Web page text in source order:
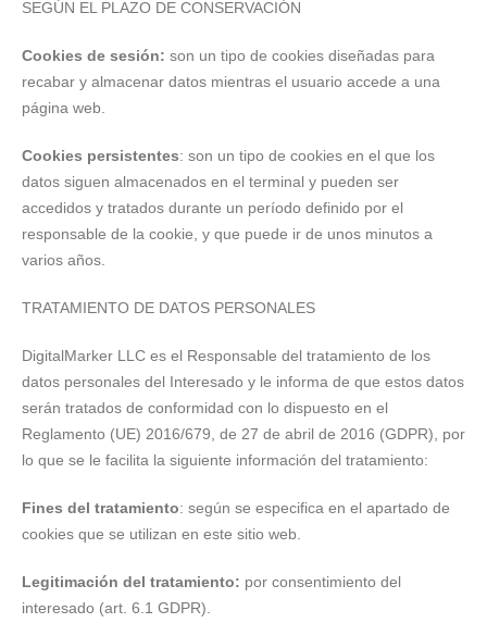
SEGÚN EL PLAZO DE CONSERVACIÓN
Cookies de sesión: son un tipo de cookies diseñadas para
recabar y almacenar datos mientras el usuario accede a una
página web.
Cookies persistentes: son un tipo de cookies en el que los
datos siguen almacenados en el terminal y pueden ser
accedidos y tratados durante un período definido por el
responsable de la cookie, y que puede ir de unos minutos a
varios años.
TRATAMIENTO DE DATOS PERSONALES
DigitalMarker LLC es el Responsable del tratamiento de los
datos personales del Interesado y le informa de que estos datos
serán tratados de conformidad con lo dispuesto en el
Reglamento (UE) 2016/679, de 27 de abril de 2016 (GDPR), por
lo que se le facilita la siguiente información del tratamiento:
Fines del tratamiento: según se especifica en el apartado de
cookies que se utilizan en este sitio web.
Legitimación del tratamiento: por consentimiento del
interesado (art. 6.1 GDPR).